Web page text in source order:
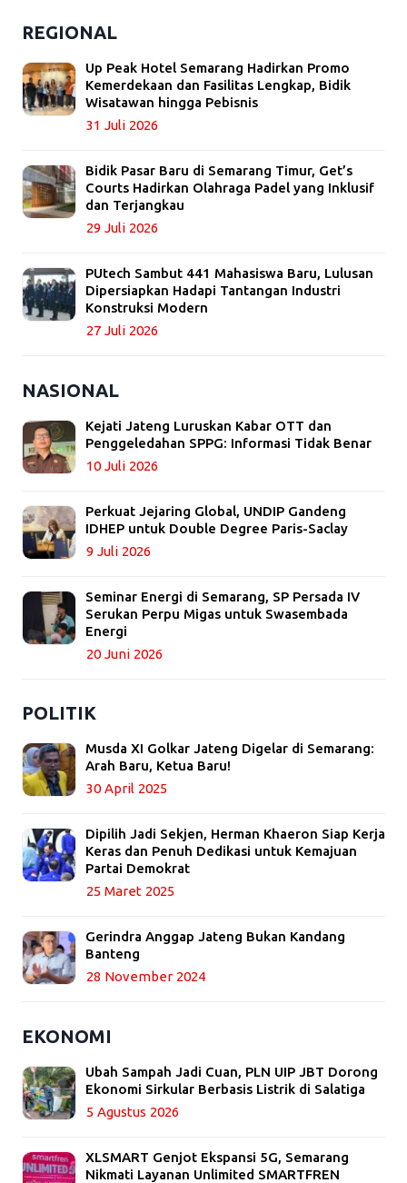
REGIONAL
Up Peak Hotel Semarang Hadirkan Promo
Kemerdekaan dan Fasilitas Lengkap, Bidik
Wisatawan hingga Pebisnis
31 Juli 2026
Bidik Pasar Baru di Semarang Timur, Get’s
Courts Hadirkan Olahraga Padel yang Inklusif
dan Terjangkau
29 Juli 2026
PUtech Sambut 441 Mahasiswa Baru, Lulusan
Dipersiapkan Hadapi Tantangan Industri
Konstruksi Modern
27 Juli 2026
NASIONAL
Kejati Jateng Luruskan Kabar OTT dan
Penggeledahan SPPG: Informasi Tidak Benar
10 Juli 2026
Perkuat Jejaring Global, UNDIP Gandeng
IDHEP untuk Double Degree Paris-Saclay
9 Juli 2026
Seminar Energi di Semarang, SP Persada IV
Serukan Perpu Migas untuk Swasembada
Energi
20 Juni 2026
POLITIK
Musda XI Golkar Jateng Digelar di Semarang:
Arah Baru, Ketua Baru!
30 April 2025
Dipilih Jadi Sekjen, Herman Khaeron Siap Kerja
Keras dan Penuh Dedikasi untuk Kemajuan
Partai Demokrat
25 Maret 2025
Gerindra Anggap Jateng Bukan Kandang
Banteng
28 November 2024
EKONOMI
Ubah Sampah Jadi Cuan, PLN UIP JBT Dorong
Ekonomi Sirkular Berbasis Listrik di Salatiga
5 Agustus 2026
XLSMART Genjot Ekspansi 5G, Semarang
Nikmati Layanan Unlimited SMARTFREN